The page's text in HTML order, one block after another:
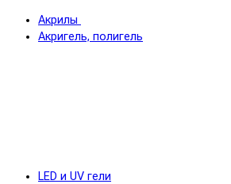
Акрилы
Акригель, полигель
LED и UV гели